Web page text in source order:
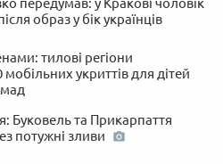
передумав: у Кракові чоловік
образ у бік українців
тилові регіони
укриттів для дітей
Буковель та Прикарпаття
потужні зливи